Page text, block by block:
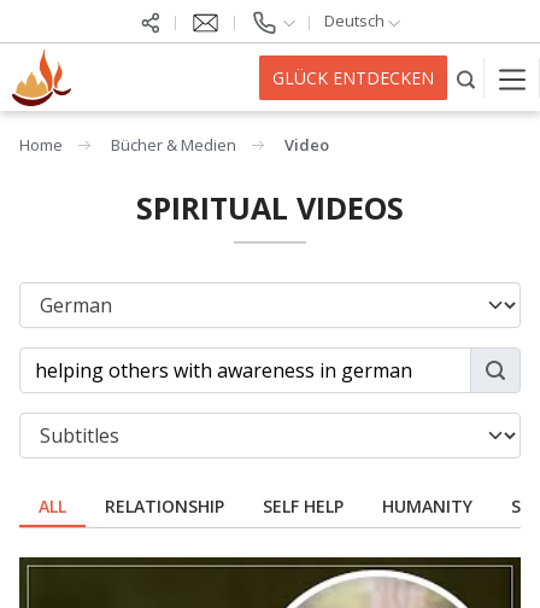
Deutsch
GLÜCK ENTDECKEN
Home Bücher & Medien Video
SPIRITUAL VIDEOS
ALL RELATIONSHIP SELF HELP HUMANITY